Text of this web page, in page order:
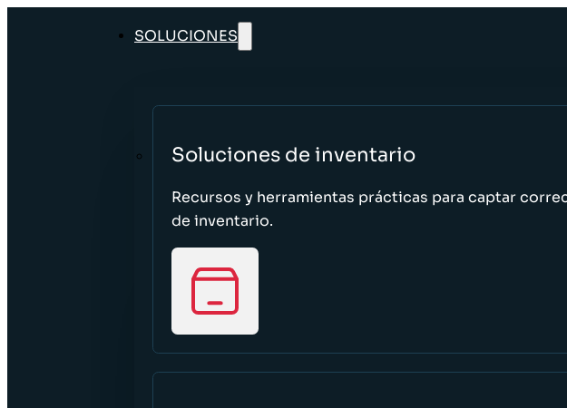
SOLUCIONES
Soluciones de inventario
Recursos y herramientas prácticas para captar
de inventario.